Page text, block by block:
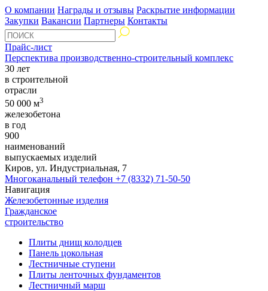
О компании Награды и отзывы Раскрытие информации
Закупки Вакансии Партнеры Контакты
Прайс-лист
Перспектива производственно-строительный комплекс
30 лет
в строительной
отрасли
50 000 м3
железобетона
в год
900
наименований
выпускаемых изделий
Киров, ул. Индустриальная, 7
Многоканальный телефон +7 (8332) 71-50-50
Навигация
Железобетонные изделия
Гражданское
строительство
Плиты днищ колодцев
Панель цокольная
Лестничные ступени
Плиты ленточных фундаментов
Лестничный марш